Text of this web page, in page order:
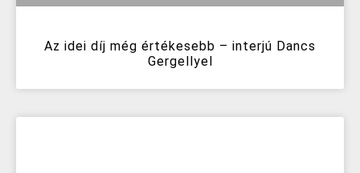
Az idei díj még értékesebb – interjú Dancs
Gergellyel